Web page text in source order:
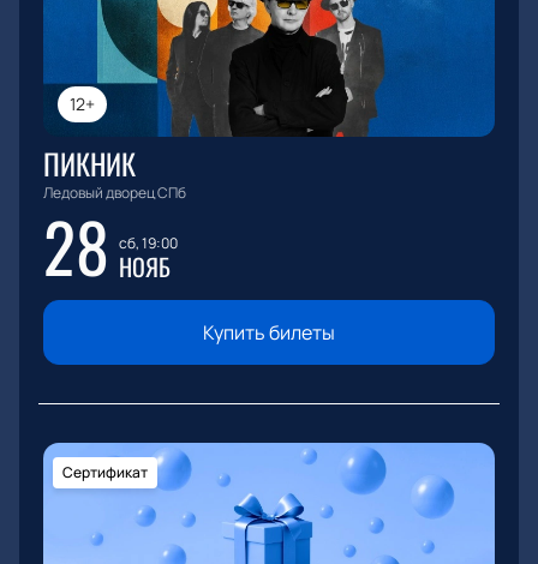
12+
ПИКНИК
Ледовый дворец СПб
28 сб, 19:00
НОЯБ
Купить билеты
Сертификат